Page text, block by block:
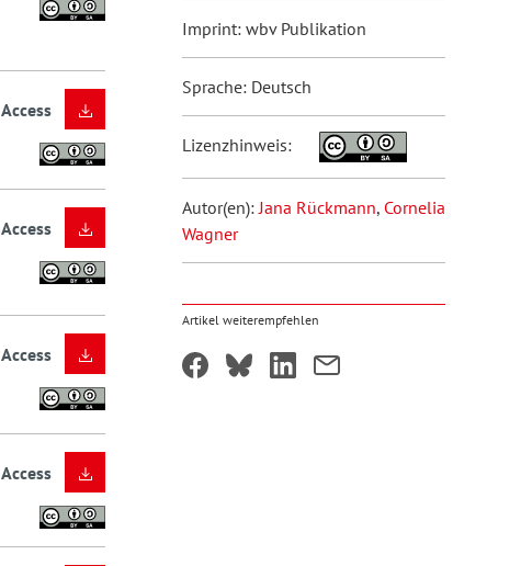
Imprint: wbv Publikation
Sprache: Deutsch
Lizenzhinweis:
Autor(en):Jana Rückmann, Cornelia
Wagner
Artikel weiterempfehlen